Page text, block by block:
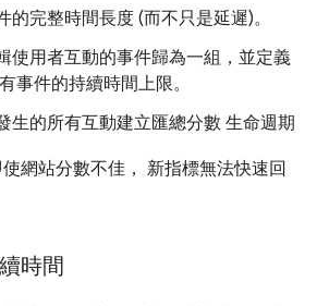
的完整時間長度 (而不只是延遲)。
使用者互動的事件歸為一組，並定義
事件的持續時間上限。
生的所有互動建立匯總分數 生命週期
網站分數不佳， 新指標無法快速回
時間